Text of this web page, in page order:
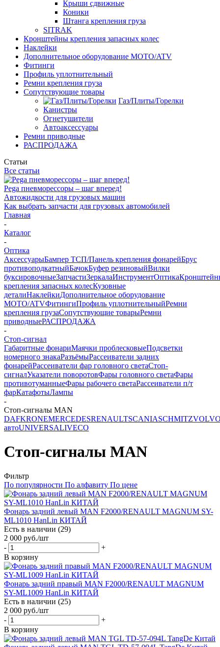
Крыши сдвижные
Коники
Штанга крепления груза
SITRAK
Кронштейны крепления запасных колес
Наклейки
Дополнительное оборудование MOTO/ATV
Фитинги
Профиль уплотнительный
Ремни крепления груза
Сопутствующие товары
Газ/Плиты/Горелки
Канистры
Огнетушители
Автоаксессуары
Ремни приводные
РАСПРОДАЖА
Статьи
Все статьи
Pega пневморессоры – шаг вперед!
Автожидкости для грузовых машин
Как выбрать запчасти для грузовых автомобилей
Главная
-
Каталог
-
Оптика
АксессуарыБампер ТСП/Панель крепления фонарейБрус
противоподкатныйБачокБуфер резиновыйВилки
буксировочныеЗапчастиЗеркалаИнструментОптика
крепления запасных колесКузовные
деталиНаклейкиДополнительное оборудование
MOTO/ATVФитингиПрофиль уплотнительныйРемни
крепления грузаСопутствующие товарыРемни
приводныеРАСПРОДАЖА
-
Стоп-сигнал
Габаритные фонариМаячки проблесковыеПодсветки
номерного знакаРазъёмыРассеиватели задних
фонарейРассеиватели фар головного светаСтоп-
сигналУказатели поворотовФары головного светаФары
противотуманныеФары рабочего светаРассеиватели п/т
фарКатафотыЛампы
-
Стоп-сигналы MAN
DAFKRONEMERCEDESRENAULTSCANIASCHMITZ
автоUNIVERSALIVECO
Стоп-сигналы MAN
Фильтр
По популярности По алфавиту По цене
Фонарь задний левый MAN F2000/RENAULT MAGNUM SY-
ML1010 HanLin КИТАЙ
Есть в наличии (29)
2 000 руб./шт
-
+
В корзину
Фонарь задний правый MAN F2000/RENAULT MAGNUM
SY-ML1009 HanLin КИТАЙ
Есть в наличии (25)
2 000 руб./шт
-
+
В корзину